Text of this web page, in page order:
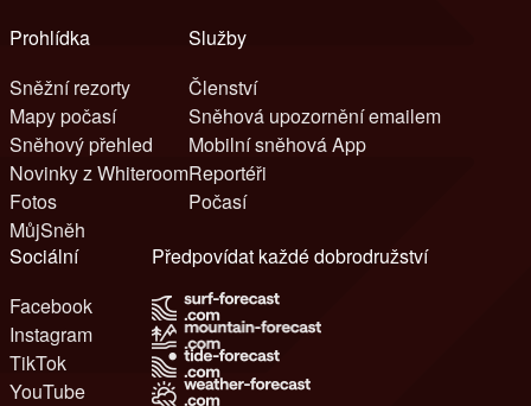
Prohlídka
Sněžní rezorty
Mapy počasí
Sněhový přehled
Novinky z Whiteroom
Fotos
MůjSněh
Služby
Členství
Sněhová upozornění emailem
Mobilní sněhová App
Reportéři
Počasí
Sociální
Facebook
Instagram
TikTok
YouTube
Předpovídat každé dobrodružství